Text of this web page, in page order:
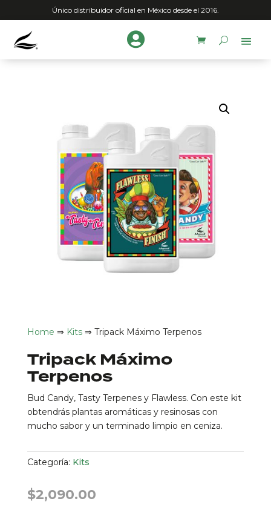
Único distribuidor oficial en México desde el 2016.

Home ⇒ Kits⇒ Tripack Máximo Terpenos
Tripack Máximo
Terpenos
Bud Candy, Tasty Terpenes y Flawless. Con este kit
obtendrás plantas aromáticas y resinosas con
mucho sabor y un terminado limpio en ceniza.
Categoría: Kits
$2,090.00